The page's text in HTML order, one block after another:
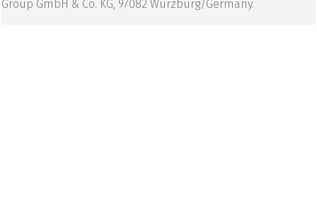
Group GmbH & Co. KG, 97082 Wurzburg/Germany.